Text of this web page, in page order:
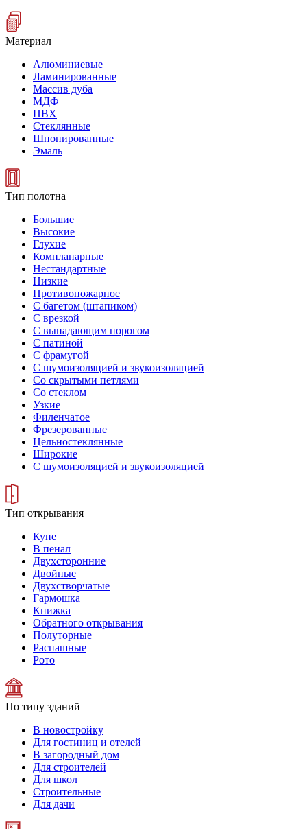
Материал
Алюминиевые
Ламинированные
Массив дуба
МДФ
ПВХ
Стеклянные
Шпонированные
Эмаль
Тип полотна
Большие
Высокие
Глухие
Компланарные
Нестандартные
Низкие
Противопожарное
С багетом (штапиком)
С врезкой
С выпадающим порогом
С патиной
С фрамугой
С шумоизоляцией и звукоизоляцией
Со скрытыми петлями
Со стеклом
Узкие
Филенчатое
Фрезерованные
Цельностеклянные
Широкие
С шумоизоляцией и звукоизоляцией
Тип открывания
Купе
В пенал
Двухсторонние
Двойные
Двухстворчатые
Гармошка
Книжка
Обратного открывания
Полуторные
Распашные
Рото
По типу зданий
В новостройку
Для гостиниц и отелей
В загородный дом
Для строителей
Для школ
Строительные
Для дачи